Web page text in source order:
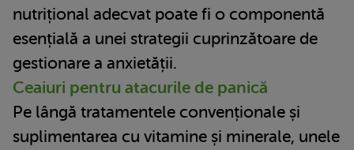
nutrițional adecvat poate fi o componentă
esențială a unei strategii cuprinzătoare de
gestionare a anxietății.
Ceaiuri pentru atacurile de panică
Pe lângă tratamentele convenționale și
suplimentarea cu vitamine și minerale, unele